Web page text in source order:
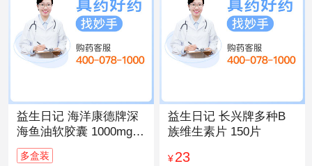
益生日记 海洋康德牌深
海鱼油软胶囊 1000mg/
粒*200粒
多盒装
益生日记 长兴牌多种B
族维生素片 150片
¥23